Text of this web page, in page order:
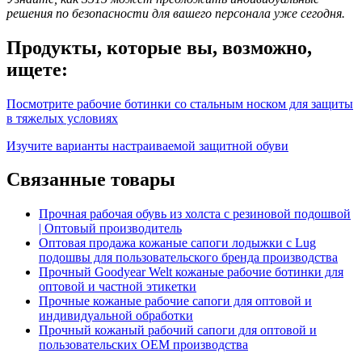
решения по безопасности для вашего персонала уже сегодня.
Продукты, которые вы, возможно,
ищете:
Посмотрите рабочие ботинки со стальным носком для защиты
в тяжелых условиях
Изучите варианты настраиваемой защитной обуви
Связанные товары
Прочная рабочая обувь из холста с резиновой подошвой
| Оптовый производитель
Оптовая продажа кожаные сапоги лодыжки с Lug
подошвы для пользовательского бренда производства
Прочный Goodyear Welt кожаные рабочие ботинки для
оптовой и частной этикетки
Прочные кожаные рабочие сапоги для оптовой и
индивидуальной обработки
Прочный кожаный рабочий сапоги для оптовой и
пользовательских OEM производства